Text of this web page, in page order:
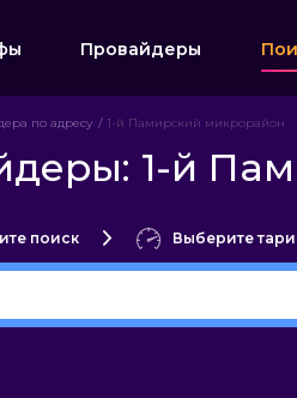
Провайдеры
по адресу 1-й Памирский микрорайон
1-й
поиск Выберите